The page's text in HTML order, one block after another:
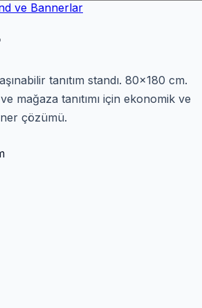
ve Bannerlar
tanıtım standı. 80×180 cm.
mağaza tanıtımı için ekonomik ve
çözümü.